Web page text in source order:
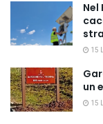
15
un
15